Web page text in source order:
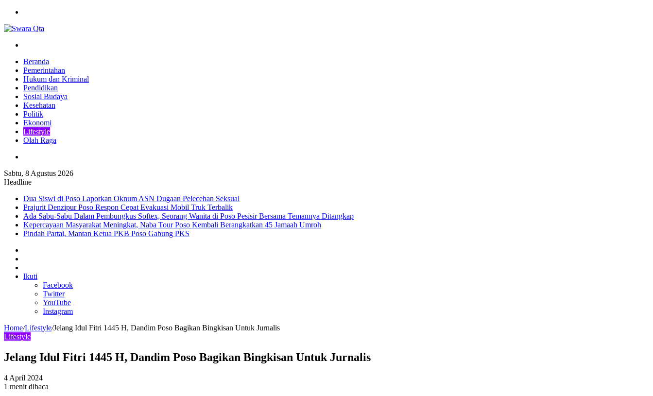
Beranda
Pemerintahan
Hukum dan Kriminal
Pendidikan
Sosial Budaya
Kesehatan
Politik
Ekonomi
Lifestyle
Olah Raga
Sabtu, 8 Agustus 2026
Headline
Dua Siswi di Poso Laporkan Oknum ASN Dugaan Pelecehan Seksual
Prajurit Denzipur Poso Respon Cepat Evakuasi Mobil Truk Terbalik
Ada Sabu-Sabu Dalam Pembungkus Softex, Seorang Wanita di Poso Pesisir Bersama Temannya Ditangkap
Kepercayaan Masyarakat Meningkat, Naba Tour Poso Kembali Berangkatkan 45 Jamaah Umroh
Pindah Partai, Mantan Ketua PKB Poso Gabung PKS
In
Ikuti
Facebook
Twitter
YouTube
Instagram
Home/Lifestyle/Jelang Idul Fitri 1445 H, Dandim Poso Bagikan Bingkisan Untuk Jurnalis
Lifestyle
Jelang Idul Fitri 1445 H, Dandim Poso Bagikan Bingkisan Untuk Jurnalis
4 April 2024
1 menit dibaca